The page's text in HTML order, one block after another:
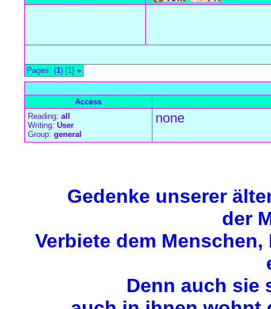
Pages: (1) [1] »
Access
Reading: all
Writing: User
Group: general
none
Gedenke unserer
der
Verbiete dem
Denn auch sie